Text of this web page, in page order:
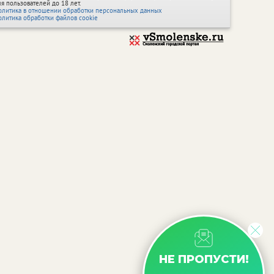
НЕ ПРОПУСТИ!
пользователей до 18 лет.
в отношении обработки персональных данных
обработки файлов cookie